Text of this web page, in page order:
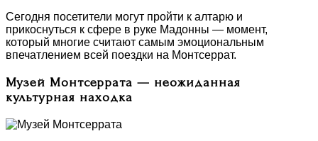
Сегодня посетители могут пройти к алтарю и
прикоснуться к сфере в руке Мадонны — момент,
который многие считают самым эмоциональным
впечатлением всей поездки на Монтсеррат.
Музей Монтсеррата — неожиданная
культурная находка